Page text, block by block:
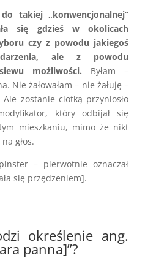
takiej „konwencjonalnej”
się gdzieś w okolicach
czy z powodu jakiegoś
ale z powodu
możliwości. Byłam –
Nie żałowałam – nie żałuję –
zostanie ciotką przyniosło
który odbijał się
mieszkaniu, mimo że nikt
głos.
– pierwotnie oznaczał
się przędzeniem].
określenie ang.
panna]”?